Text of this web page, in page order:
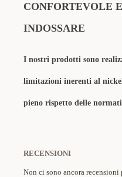
CONFORTEVOLE
INDOSSARE
I nostri prodotti sono
limitazioni inerenti al
pieno rispetto delle
RECENSIONI
Non ci sono ancora recensioni